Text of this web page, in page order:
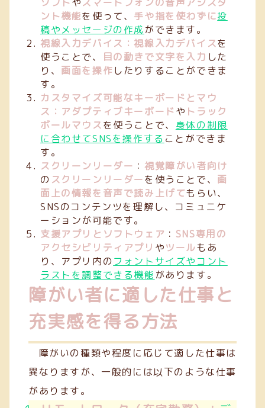
ント機能を使って、 手や指を使わずに投
稿やメッセージの作成 ができます。
視線入力デバイス：視線入力デバイスを
使うことで、
目の動きで文字を入力 した
り、 画面を操作したりすることができま
す。
カスタマイズ可能なキーボードとマウ
ス：アダプティブキーボードや トラック
ボールマウスを使うことで、 身体の制限
に合わせてSNSを操作する ことができま
す。
スクリーンリーダー ：視覚障がい者向け
の スクリーンリーダーを使うことで、 画
面上の情報を音声で読み上げてもらい、
SNSのコンテンツを理解し、コミュニケ
ーションが可能です。
支援アプリとソフトウェア ： SNS専用の
アクセシビリティアプリ やツールもあ
り、アプリ内のフォントサイズやコント
ラストを調整できる機能 があります。
障がい者に適した仕事と
充実感を得る方法
障がいの種類や程度に応じて適した仕事は
異なりますが、一般的には以下のような仕事
があります。